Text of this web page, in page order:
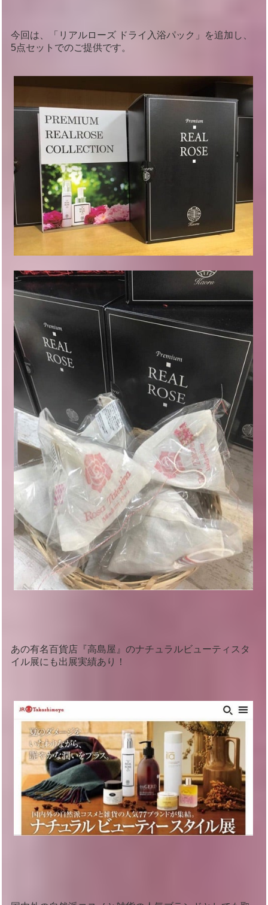
今回は、「リアルローズ ドライ入浴パック」を追加し、
5点セットでのご提供です。
あの有名百貨店『高島屋』のナチュラルビューティスタ
イル展にも出展実績あり！